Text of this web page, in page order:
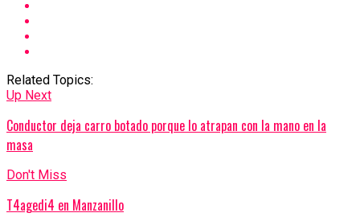
Related Topics:
Up Next
Conductor deja carro botado porque lo atrapan con la mano en la
masa
Don't Miss
T4agedi4 en Manzanillo